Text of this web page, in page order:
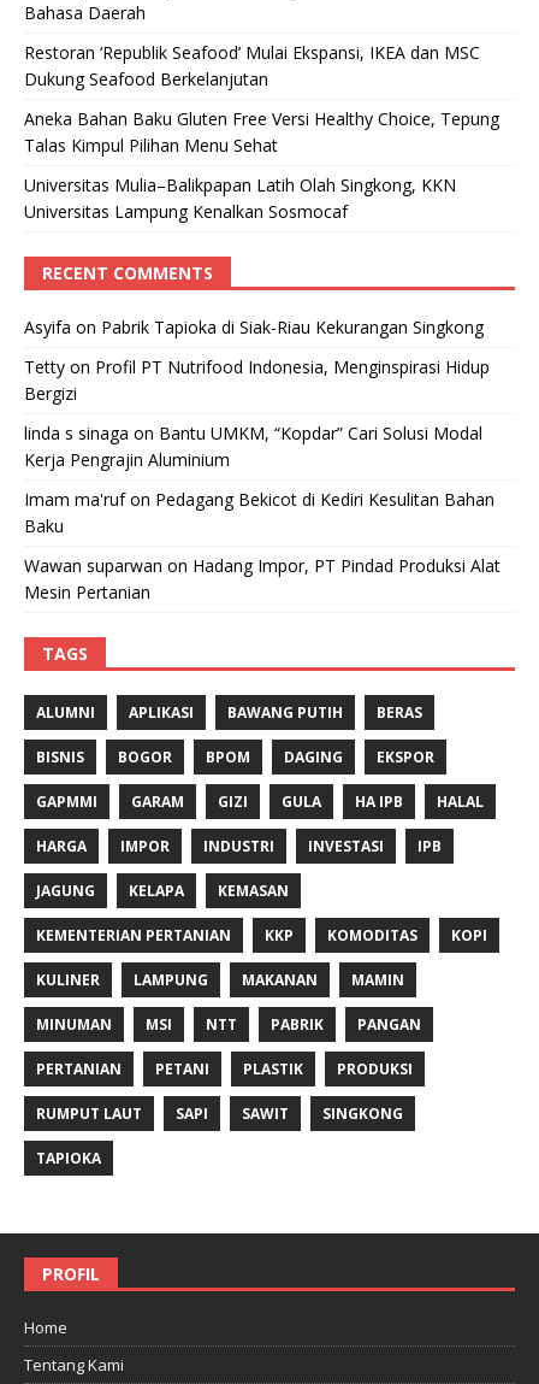
Bahasa Daerah
Restoran ‘Republik Seafood’ Mulai Ekspansi, IKEA dan MSC
Dukung Seafood Berkelanjutan
Aneka Bahan Baku Gluten Free Versi Healthy Choice, Tepung
Talas Kimpul Pilihan Menu Sehat
Universitas Mulia–Balikpapan Latih Olah Singkong, KKN
Universitas Lampung Kenalkan Sosmocaf
RECENT COMMENTS
Asyifa on Pabrik Tapioka di Siak-Riau Kekurangan Singkong
Tetty on Profil PT Nutrifood Indonesia, Menginspirasi Hidup
Bergizi
linda s sinaga on Bantu UMKM, “Kopdar” Cari Solusi Modal
Kerja Pengrajin Aluminium
Imam ma'rufon Pedagang Bekicot di Kediri Kesulitan Bahan
Baku
Wawan suparwan on Hadang Impor, PT Pindad Produksi Alat
Mesin Pertanian
TAGS
ALUMNI APLIKASI BAWANG PUTIH BERAS
BISNIS BOGOR BPOM DAGING EKSPOR
GAPMMI GARAM GIZI GULA HA IPB HALAL
HARGA IMPOR INDUSTRI INVESTASI IPB
JAGUNG KELAPA KEMASAN
KEMENTERIAN PERTANIAN KKP KOMODITAS KOPI
KULINER LAMPUNG MAKANAN MAMIN
MINUMAN MSI NTT PABRIK PANGAN
PERTANIAN PETANI PLASTIK PRODUKSI
RUMPUT LAUT SAPI SAWIT SINGKONG
TAPIOKA
PROFIL
Home
Tentang Kami